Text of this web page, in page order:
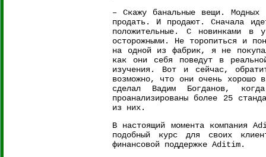
– Скажу банальные вещи. Модных
продать. И продают. Сначала
положительные. С новинками
осторожными. Не торопиться и
на одной из фабрик, я не
как они себя поведут в
изучения. Вот и сейчас,
возможно, что они очень хорошо
сделал Вадим Богданов,
проанализированы более 25
из них.
В настоящий момента компания
подобный курс для своих
финансовой поддержке Aditim.